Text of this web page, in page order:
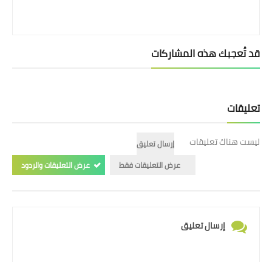
قد تُعجبك هذه المشاركات
تعليقات
ليست هناك تعليقات
إرسال تعليق
عرض التعليقات فقط
عرض التعليقات والردود
إرسال تعليق